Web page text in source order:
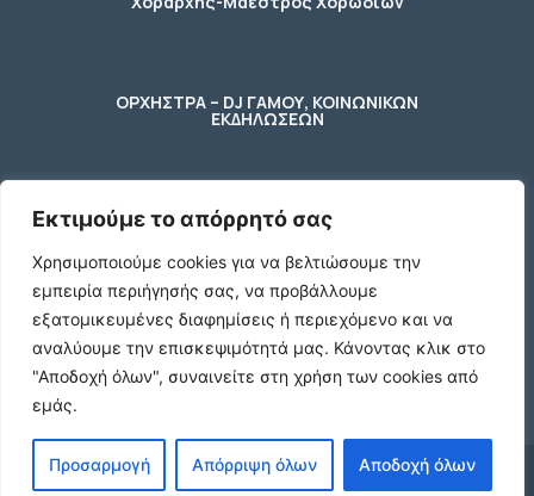
Εκτιμούμε το απόρρητό σας
Χρησιμοποιούμε cookies για να βελτιώσουμε την
εμπειρία περιήγησής σας, να προβάλλουμε
εξατομικευμένες διαφημίσεις ή περιεχόμενο και να
αναλύουμε την επισκεψιμότητά μας. Κάνοντας κλικ στο
"Αποδοχή όλων", συναινείτε στη χρήση των cookies από
εμάς.
Προσαρμογή Απόρριψη όλων Αποδοχή όλων
ΟΡΧΗΣΤΡΑ – DJ ΓΑΜΟΥ, ΚΟΙΝΩΝΙΚΩΝ
ΕΚΔΗΛΩΣΕΩΝ
φύλακας – κηπουρος
2 Ποτήρια μπύρας ενός λίτρου (1 L)
γυάλινα με χερούλι
€10
© 2024 agx.gr. All rights reserved.